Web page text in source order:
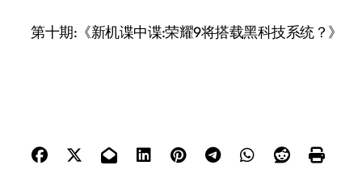
第十期:《新机谍中谍:荣耀9将搭载黑科技系统？》